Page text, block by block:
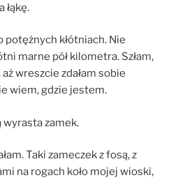
łąkę.
kłótniach. Nie
marne pół kilometra. Szłam,
aż wreszcie zdałam sobie
wiem, gdzie jestem.
wyrasta zamek.
Taki zameczek z fosą, z
na rogach koło mojej wioski,